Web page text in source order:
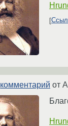
комментарий от